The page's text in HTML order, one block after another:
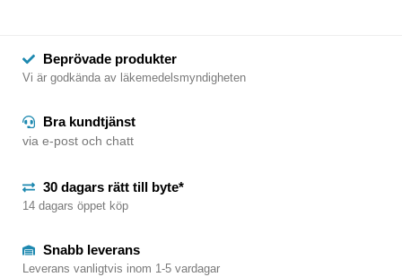
Beprövade produkter
Vi är godkända av läkemedelsmyndigheten
Bra kundtjänst
via e-post och chatt
30 dagars rätt till byte*
14 dagars öppet köp
Snabb leverans
Leverans vanligtvis inom 1-5 vardagar